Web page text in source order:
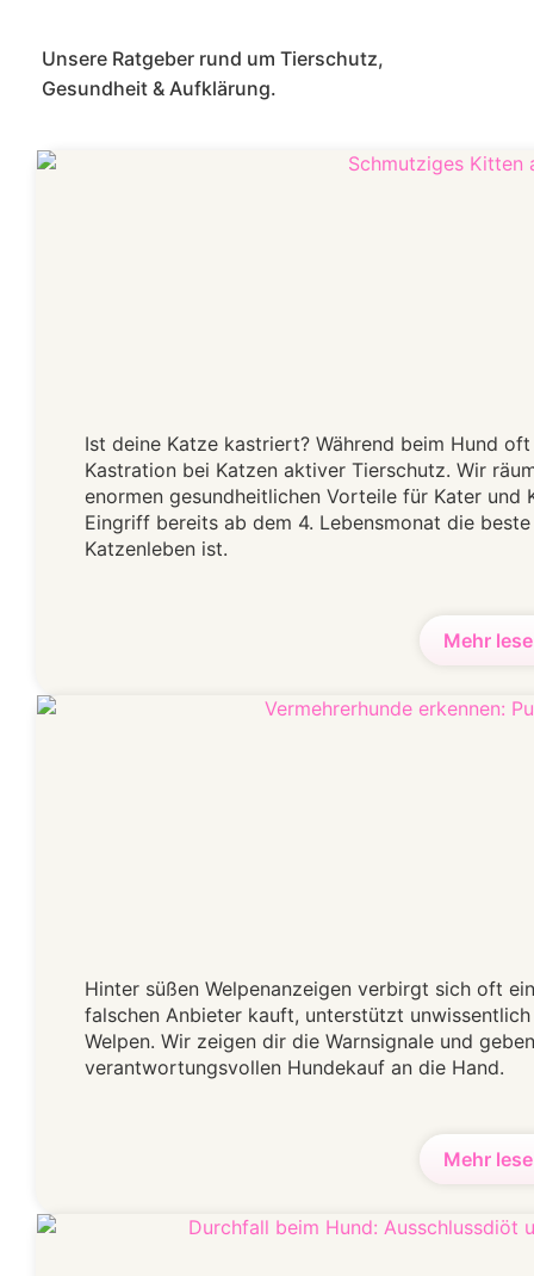
Unsere Ratgeber rund um Tierschutz,
Gesundheit & Aufklärung.
Ist deine Katze kastriert? Während beim Hund
Kastration bei Katzen aktiver Tierschutz. Wir
enormen gesundheitlichen Vorteile für Kater und
Eingriff bereits ab dem 4. Lebensmonat die
Katzenleben ist.
Mehr
Hinter süßen Welpenanzeigen verbirgt sich oft
falschen Anbieter kauft, unterstützt
Welpen. Wir zeigen dir die Warnsignale und
verantwortungsvollen Hundekauf an die Hand.
Mehr